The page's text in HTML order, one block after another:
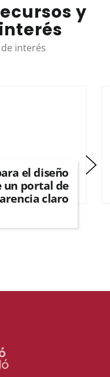
y
interés
el diseño
un portal de
claro